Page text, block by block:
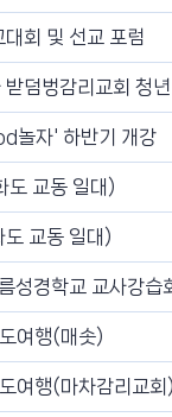
회 및 선교 포럼
덤벙감리교회 청
놀자' 하반기 개강
도 교동 일대)
교동 일대)
성경학교 교사강습
여행(매솟)
여행(마차감리교회)